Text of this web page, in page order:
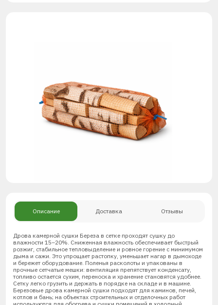
Описание Доставка Отзывы
Дрова камерной сушки Береза в сетке проходят сушку до
влажности 15–20%. Сниженная влажность обеспечивает быстрый
розжиг, стабильное тепловыделение и ровное горение с минимумом
дыма и сажи. Это упрощает растопку, уменьшает нагар в дымоходе
и бережет оборудование. Поленья расколоты и упакованы в
прочные сетчатые мешки: вентиляция препятствует конденсату,
топливо остается сухим, переноска и хранение становятся удобнее.
Сетку легко грузить и держать в порядке на складе и в машине.
Березовые дрова камерной сушки подходят для каминов, печей,
котлов и бань; на объектах строительных и отделочных работ